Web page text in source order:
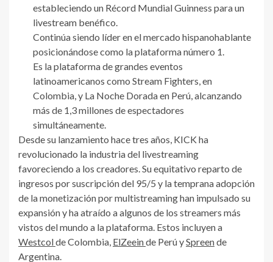
estableciendo un Récord Mundial Guinness para un
livestream benéfico.
Continúa siendo líder en el mercado hispanohablante
posicionándose como la plataforma número 1.
Es la plataforma de grandes eventos
latinoamericanos como Stream Fighters, en
Colombia, y La Noche Dorada en Perú, alcanzando
más de 1,3 millones de espectadores
simultáneamente.
Desde su lanzamiento hace tres años, KICK ha
revolucionado la industria del livestreaming
favoreciendo a los creadores. Su equitativo reparto de
ingresos por suscripción del 95/5 y la temprana adopción
de la monetización por multistreaming han impulsado su
expansión y ha atraído a algunos de los streamers más
vistos del mundo a la plataforma. Estos incluyen a
Westcolde Colombia, ElZeeinde Perú ySpreende
Argentina.